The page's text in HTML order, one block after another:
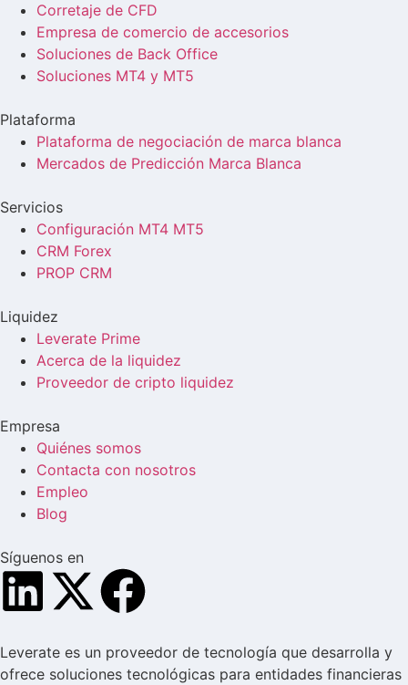
Corretaje de CFD
Empresa de comercio de accesorios
Soluciones de Back Office
Soluciones MT4 y MT5
Plataforma
Plataforma de negociación de marca blanca
Mercados de Predicción Marca Blanca
Servicios
Configuración MT4 MT5
CRM Forex
PROP CRM
Liquidez
Leverate Prime
Acerca de la liquidez
Proveedor de cripto liquidez
Empresa
Quiénes somos
Contacta con nosotros
Empleo
Blog
Síguenos en
Leverate es un proveedor de tecnología que desarrolla y
ofrece soluciones tecnológicas para entidades financieras